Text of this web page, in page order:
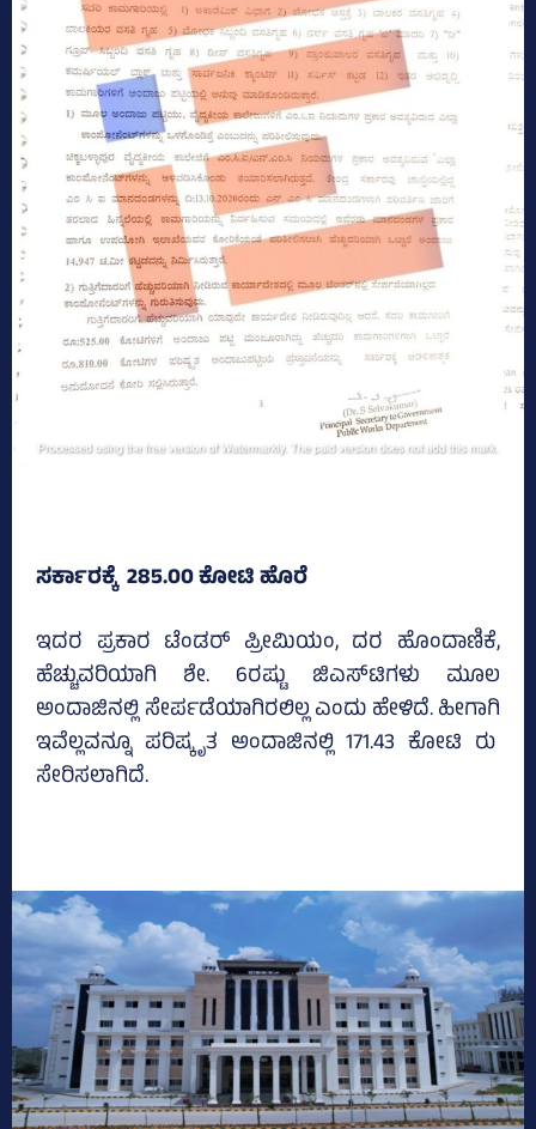
ಸರ್ಕಾರಕ್ಕೆ 285.00 ಕೋಟಿ ಹೊರೆ
ಇದರ ಪ್ರಕಾರ ಟೆಂಡರ್ ಪ್ರೀಮಿಯಂ, ದರ ಹೊಂದಾಣಿಕೆ,
ಹೆಚ್ಚುವರಿಯಾಗಿ ಶೇ. 6ರಷ್ಟು ಜಿಎಸ್‌ಟಿಗಳು ಮೂಲ
ಅಂದಾಜಿನಲ್ಲಿ ಸೇರ್ಪಡೆಯಾಗಿರಲಿಲ್ಲ ಎಂದು ಹೇಳಿದೆ. ಹೀಗಾಗಿ
ಇವೆಲ್ಲವನ್ನೂ ಪರಿಷ್ಕೃತ ಅಂದಾಜಿನಲ್ಲಿ 171.43 ಕೋಟಿ ರು
ಸೇರಿಸಲಾಗಿದೆ.